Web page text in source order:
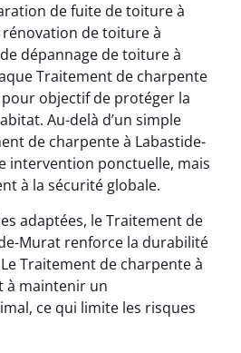
de fuite de toiture à
de toiture à
dépannage de toiture à
Traitement de charpente
objectif de protéger la
Au-delà d’un simple
de charpente à Labastide-
intervention ponctuelle, mais
à la sécurité globale.
adaptées, le Traitement de
Murat renforce la durabilité
Traitement de charpente à
à maintenir un
ce qui limite les risques